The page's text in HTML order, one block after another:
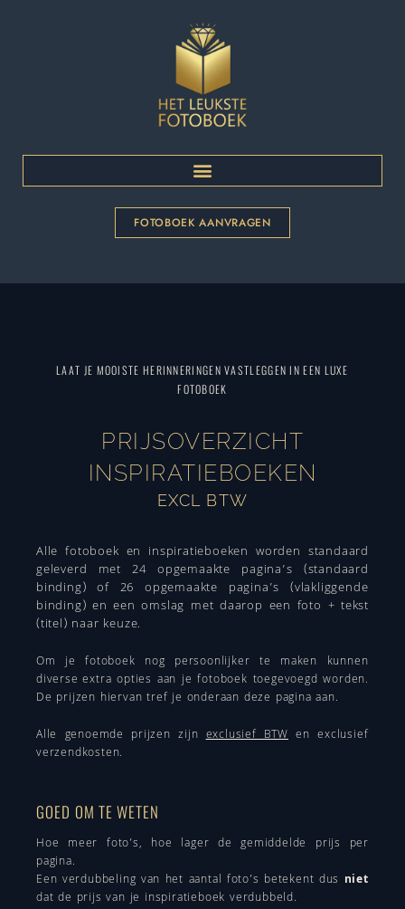
FOTOBOEK AANVRAGEN
LAAT JE MOOISTE HERINNERINGEN VASTLEGGEN IN EEN LUXE
FOTOBOEK
PRIJSOVERZICHT
INSPIRATIEBOEKEN
EXCL BTW
Alle fotoboek en inspiratieboeken worden standaard
geleverd met 24 opgemaakte pagina’s (standaard
binding) of 26 opgemaakte pagina’s (vlakliggende
binding) en een omslag met daarop een foto + tekst
(titel) naar keuze.
Om je fotoboek nog persoonlijker te maken kunnen
diverseextra opties aan je fotoboek toegevoegd worden.
De prijzen hiervan tref je onderaan deze pagina aan.
Alle genoemde prijzen zijnexclusief BTWen exclusief
verzendkosten.
GOED OM TE WETEN
Hoe meer foto’s, hoe lager de gemiddelde prijs per
pagina.
Een verdubbeling van het aantal foto’s betekent dus niet
dat de prijs van je inspiratieboek verdubbeld.